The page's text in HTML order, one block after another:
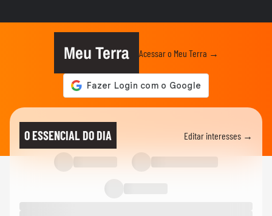
Brasil vai chegar forte em 2026? Ancelotti
ainda busca o time ideal
Neymar deve ir à Copa? Discussão quente
sobre físico e função no...
TERRABOLISTAS
Seleção perdeu identidade? Debate sobre
Ancelotti e treinadores...
Meu Terra Acessar o Meu Terra →
O ESSENCIAL DO DIA Editar interesses →